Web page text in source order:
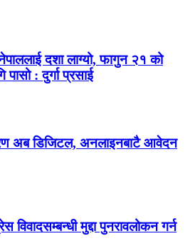
दशा लाग्यो, फागुन २१ को
पासो : दुर्गा प्रसाई
अब डिजिटल, अनलाइनबाटै आवेदन
विवादसम्बन्धी मुद्दा पुनरावलोकन गर्न